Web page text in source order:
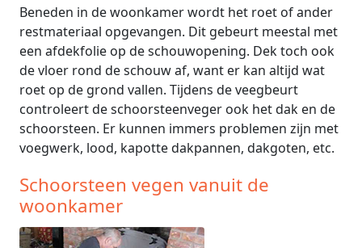
Beneden in de woonkamer wordt het roet of ander
restmateriaal opgevangen. Dit gebeurt meestal met
een afdekfolie op de schouwopening. Dek toch ook
de vloer rond de schouw af, want er kan altijd wat
roet op de grond vallen. Tijdens de veegbeurt
controleert de schoorsteenveger ook het dak en de
schoorsteen. Er kunnen immers problemen zijn met
voegwerk, lood, kapotte dakpannen, dakgoten, etc.
Schoorsteen vegen vanuit de
woonkamer